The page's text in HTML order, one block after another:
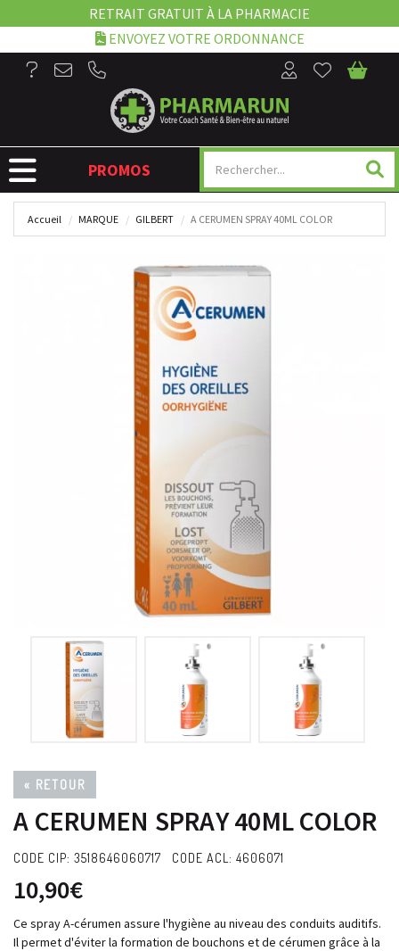
RETRAIT GRATUIT À LA PHARMACIE
ENVOYEZ VOTRE ORDONNANCE
NAVIGATION
PROMOS
Accueil MARQUE GILBERT A CERUMEN SPRAY 40ML COLOR
« RETOUR
A CERUMEN SPRAY 40ML COLOR
CODE CIP: 3518646060717 CODE ACL: 4606071
10,90€
Ce spray A-cérumen assure l'hygiène au niveau des conduits auditifs.
Il permet d'éviter la formation de bouchons et de cérumen grâce à la